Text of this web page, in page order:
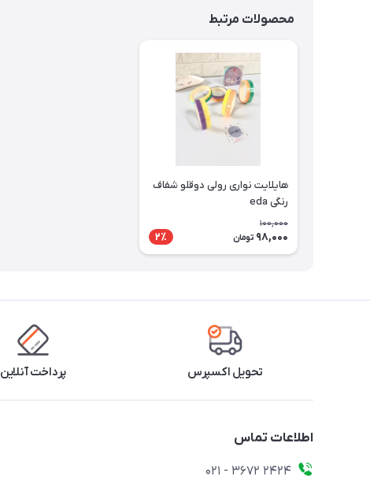
محصولات مرتبط
هایلایت نواری رولی دوقلو شفاف
رنگی eda
100,000
98,000 تومان 2٪
تحویل اکسپرس پرداخت آنلاین
اطلاعات تماس
2424 3672 - 021